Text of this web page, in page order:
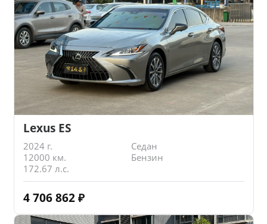
Lexus ES
2024 г.
Седан
12000 км.
Бензин
172.67 л.с.
4 706 862 ₽